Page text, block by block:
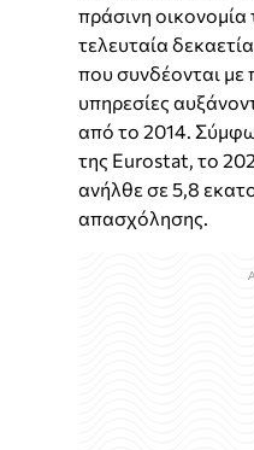
πράσινη οικονομία
τελευταία
που συνδέονται με
υπηρεσίες
από το 2014.
της Eurostat, το
ανήλθε σε 5,8
απασχόλησης.